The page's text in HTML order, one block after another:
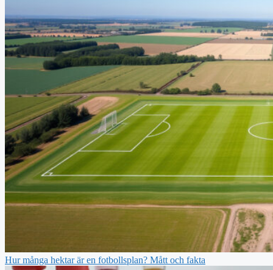
Hur många hektar är en fotbollsplan? Mått och fakta